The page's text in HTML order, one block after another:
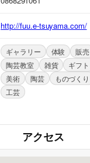
http://fuu.e-tsuyama.com/
ギャラリー 体験 販売
陶芸教室
雑貨 ギフト
美術
陶芸 ものづくり
工芸
アクセス